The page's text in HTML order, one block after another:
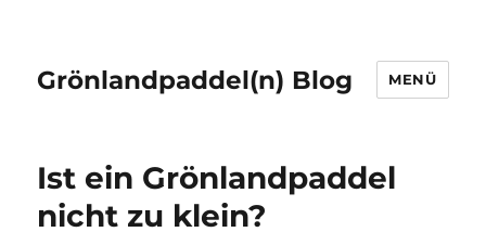
Grönlandpaddel(n) Blog MENÜ
Ist ein Grönlandpaddel
nicht zu klein?